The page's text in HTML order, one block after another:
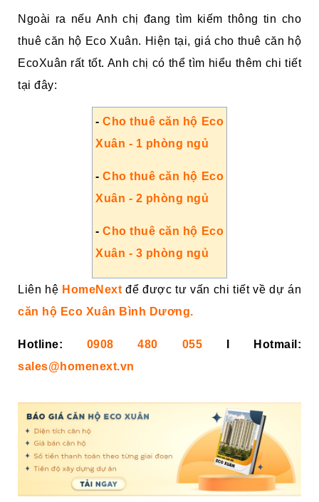
Ngoài ra nếu Anh chị đang tìm kiếm thông tin cho
thuê căn hộ Eco Xuân. Hiện tại, giá cho thuê căn hộ
EcoXuân rất tốt. Anh chị có thể tìm hiểu thêm chi tiết
tại đây:
-Cho thuê căn hộ Eco
Xuân - 1 phòng ngủ
-Cho thuê căn hộ Eco
Xuân - 2 phòng ngủ
-Cho thuê căn hộ Eco
Xuân - 3 phòng ngủ
Liên hệ HomeNext để được tư vấn chi tiết về dự án
căn hộ Eco Xuân Bình Dương.
Hotline: 0908 480 055 I Hotmail:
sales@homenext.vn